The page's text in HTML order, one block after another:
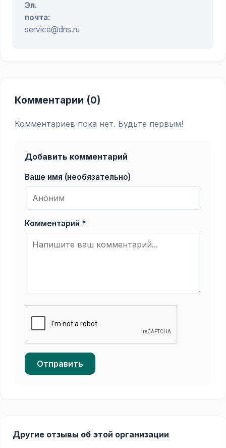
Эл.
почта:
service@dns.ru
Комментарии (0)
Комментариев пока нет. Будьте первым!
Добавить комментарий
Ваше имя (необязательно)
Комментарий *
Отправить
Другие отзывы об этой организации